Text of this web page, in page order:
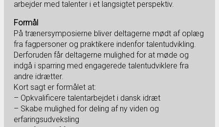
arbejder med talenter i et langsigtet perspektiv.
Formål
På trænersymposierne bliver deltagerne mødt af oplæg
fra fagpersoner og praktikere indenfor talentudvikling.
Derforuden får deltagerne mulighed for at møde og
indgå i sparring med engagerede talentudviklere fra
andre idrætter.
Kort sagt er formålet at:
– Opkvalificere talentarbejdet i dansk idræt
– Skabe mulighed for deling af ny viden og
erfaringsudveksling